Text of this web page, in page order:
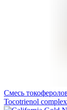
Смесь
Tocotrienol complex